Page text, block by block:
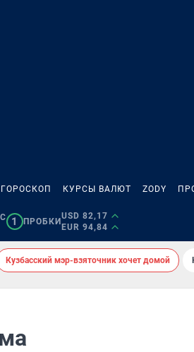
ГОРОСКОП КУРСЫ ВАЛЮТ ZODY
1 ПРОБКИ
USD 82,17
EUR 94,84
Кузбасский мэр-взяточник хочет домой